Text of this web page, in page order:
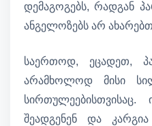
დემაგოგებს, რადგან
ანგელოზებს არ
საერთოდ, ეცადეთ,
არამხოლოდ მისი
სირთულეებისთვისაც.
შეადგენენ და